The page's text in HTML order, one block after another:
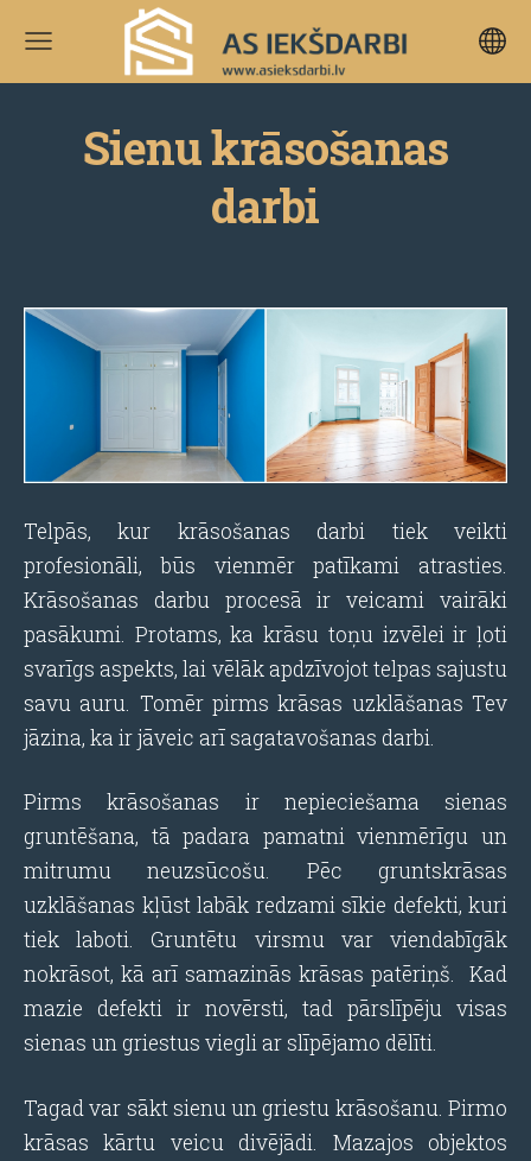
Sienu krāsošanas
darbi
Telpās, kur krāsošanas darbi tiek veikti
profesionāli, būs vienmēr patīkami atrasties.
Krāsošanas darbu procesā ir veicami vairāki
pasākumi. Protams, ka krāsu toņu izvēlei ir ļoti
svarīgs aspekts, lai vēlāk apdzīvojot telpas sajustu
savu auru. Tomēr pirms krāsas uzklāšanas Tev
jāzina, ka ir jāveic arī sagatavošanas darbi.
Pirms krāsošanas ir nepieciešama sienas
gruntēšana, tā padara pamatni vienmērīgu un
mitrumu neuzsūcošu. Pēc gruntskrāsas
uzklāšanas kļūst labāk redzami sīkie defekti, kuri
tiek laboti. Gruntētu virsmu var viendabīgāk
nokrāsot, kā arī samazinās krāsas patēriņš. Kad
mazie defekti ir novērsti, tad pārslīpēju visas
sienas un griestus viegli ar slīpējamo dēlīti.
Tagad var sākt sienu un griestu krāsošanu. Pirmo
krāsas kārtu veicu divējādi. Mazajos objektos